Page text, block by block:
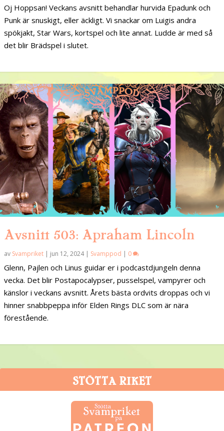
Oj Hoppsan! Veckans avsnitt behandlar hurvida Epadunk och
Punk är snuskigt, eller äckligt. Vi snackar om Luigis andra
spökjakt, Star Wars, kortspel och lite annat. Ludde är med så
det blir Brädspel i slutet.
Avsnitt 503: Apraham Lincoln
av Svampriket jun 12, 2024| Svamppod 0
Glenn, Pajlen och Linus guidar er i podcastdjungeln denna
vecka. Det blir Postapocalypser, pusselspel, vampyrer och
känslor i veckans avsnitt. Årets bästa ordvits droppas och vi
hinner snabbpeppa inför Elden Rings DLC som är nära
förestående.
STÖTTA RIKET